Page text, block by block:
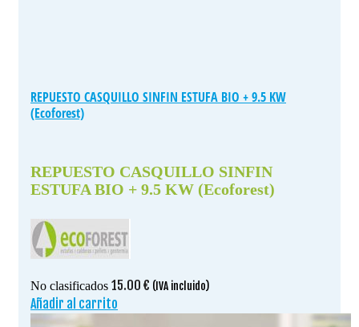
REPUESTO CASQUILLO SINFIN ESTUFA BIO + 9.5 KW
(Ecoforest)
REPUESTO CASQUILLO SINFIN
ESTUFA BIO + 9.5 KW (Ecoforest)
No clasificados 15.00 € (IVA incluido)
Añadir al carrito